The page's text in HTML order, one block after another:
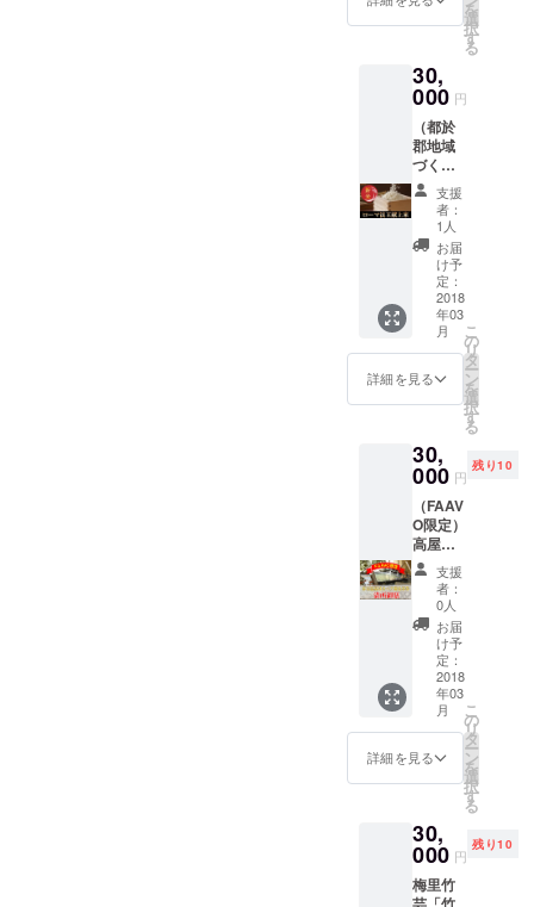
方はご
連絡く
ださ
い。
方には
お名前
の記載
をさせ
ていた
だきま
すが、
個人情
報の都
合によ
り載せ
て欲し
くない
方はご
連絡く
ださ
い。
ズ：Ｌ
サイズ
男女兼
用）
（デザ
イン
は、中
世に西
都を治
めた伊
東氏の
家紋と
江戸末
期に安
井息軒
の父倉
洲が史
跡都於
郡城
を訪れ
た際に
詠んだ
と伝わ
る和歌
がモ
チーフ
になっ
ていま
す。）
※どちら
か色を
選択し
てくだ
さい 都
於郡の
歴史と
ドブッ
ク 1冊
PDFマ
ンガに
を
選
択
す
る
30,
000 円
（都於
郡地域
づくり
協議会
オリジ
ナル）
西都市
都於郡
産 伊
東マン
ショ米3
キロ 1
袋 ※伊
東マン
ショ米
は2012
れた
「伊東
満所没
後400年
記念」
の事業
の一環
で、製
作され
た献上
品15品
目の一
つとし
て選ば
れ、
ローマ
法王に
東満所
没後400
年記念
ラベ
支援
者：
1人
お届
け予
定：
2018
年03
月
詳細を見る
こ
の
リ
タ
ー
ン
を
選
択
す
る
30,
000 円
残り10
（FAAV
O限定）
高屋温
泉の貸
切温泉
付きペ
ア御食
事券！
今回は
FAAVO
でご支
援して
くだ
さった
方限定
で「満
膳」を
ご用
意。し
かも客
支援
者：
0人
お届
け予
定：
2018
年03
月
詳細を見る
こ
の
リ
タ
ー
ン
を
選
択
す
る
30,
000 円
残り10
梅里竹